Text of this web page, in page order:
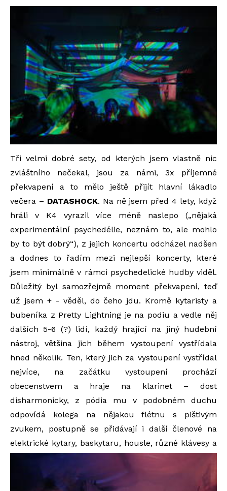
Tři velmi dobré sety, od kterých jsem vlastně nic
zvláštního nečekal, jsou za námi, 3x příjemné
překvapení a to mělo ještě přijít hlavní lákadlo
večera – DATASHOCK. Na ně jsem před 4 lety, když
hráli v K4 vyrazil více méně naslepo („nějaká
experimentální psychedélie, neznám to, ale mohlo
by to být dobrý“), z jejich koncertu odcházel nadšen
a dodnes to řadím mezi nejlepší koncerty, které
jsem minimálně v rámci psychedelické hudby viděl.
Důležitý byl samozřejmě moment překvapení, teď
už jsem + - věděl, do čeho jdu. Kromě kytaristy a
bubeníka z Pretty Lightning je na podiu a vedle něj
dalších 5-6 (?) lidí, každý hrající na jiný hudební
nástroj, většina jich během vystoupení vystřídala
hned několik. Ten, který jich za vystoupení vystřídal
nejvíce, na začátku vystoupení prochází
obecenstvem a hraje na klarinet – dost
disharmonicky, z pódia mu v podobném duchu
odpovídá kolega na nějakou flétnu s pištivým
zvukem, postupně se přidávají i další členové na
elektrické kytary, baskytaru, housle, různé klávesy a